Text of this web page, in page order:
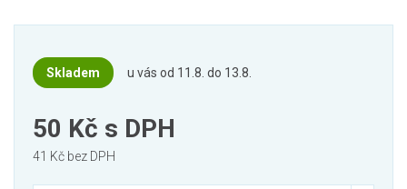
Skladem u vás od 11.8. do 13.8.
50 Kč s DPH
41 Kč bez DPH